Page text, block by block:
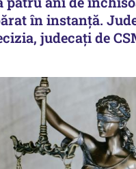
în instanță.
judecați de